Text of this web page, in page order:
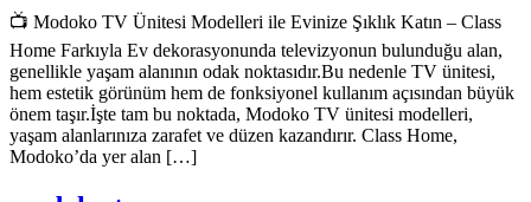
📺 Modoko TV Ünitesi Modelleri ile Evinize Şıklık Katın – Class
Home Farkıyla Ev dekorasyonunda televizyonun bulunduğu alan,
genellikle yaşam alanının odak noktasıdır.Bu nedenle TV ünitesi,
hem estetik görünüm hem de fonksiyonel kullanım açısından büyük
önem taşır.İşte tam bu noktada, Modoko TV ünitesi modelleri,
yaşam alanlarınıza zarafet ve düzen kazandırır. Class Home,
Modoko’da yer alan […]